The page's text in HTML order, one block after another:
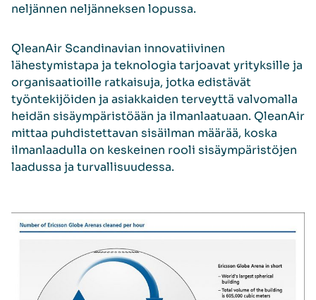
neljännen neljänneksen lopussa.
QleanAir Scandinavian innovatiivinen
lähestymistapa ja teknologia tarjoavat yrityksille ja
organisaatioille ratkaisuja, jotka edistävät
työntekijöiden ja asiakkaiden terveyttä valvomalla
heidän sisäympäristöään ja ilmanlaatuaan. QleanAir
mittaa puhdistettavan sisäilman määrää, koska
ilmanlaadulla on keskeinen rooli sisäympäristöjen
laadussa ja turvallisuudessa.